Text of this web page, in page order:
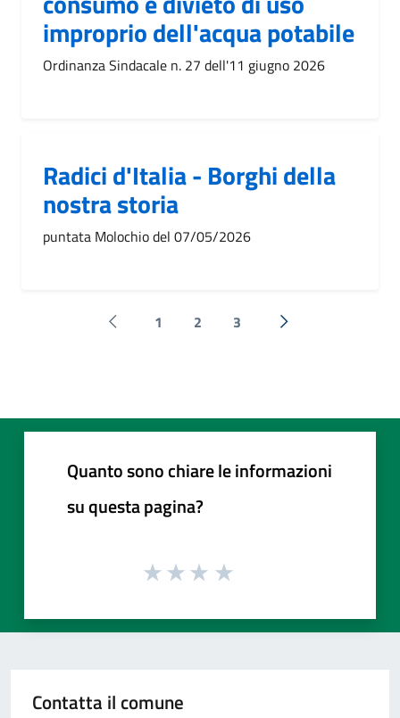
improprio dell'acqua potabile
Ordinanza Sindacale n. 27 dell'11 giugno 2026
Radici d'Italia - Borghi della
nostra storia
puntata Molochio del 07/05/2026
Pagina precedente
1 2 3 Successiva »
Quanto sono chiare le informazioni
su questa pagina?
Contatta il comune